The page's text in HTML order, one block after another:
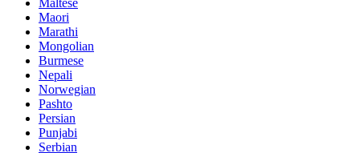
Maltese
Maori
Marathi
Mongolian
Burmese
Nepali
Norwegian
Pashto
Persian
Punjabi
Serbian